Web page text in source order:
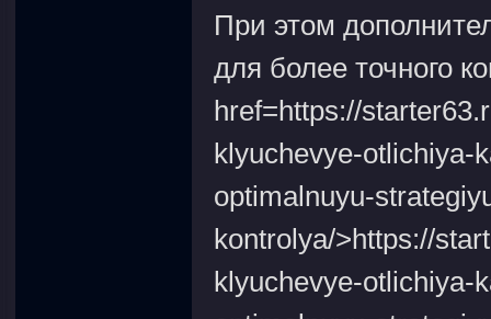
При этом
для более точного
href=https://
klyuchevye-otlichiya-
optimalnuyu-
kontrolya/>https://
klyuchevye-otlichiya-